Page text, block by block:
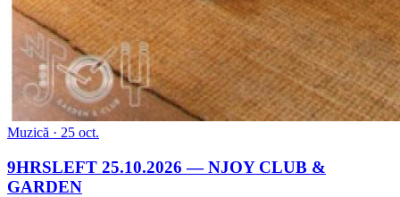
Muzică · 25 oct.
9HRSLEFT 25.10.2026 — NJOY CLUB &
GARDEN